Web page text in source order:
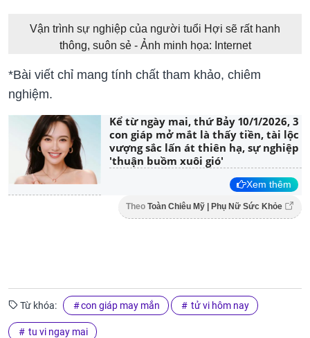
Vận trình sự nghiệp của người tuổi Hợi sẽ rất hanh
thông, suôn sẻ - Ảnh minh họa: Internet
*Bài viết chỉ mang tính chất tham khảo, chiêm
nghiệm.
Kể từ ngày mai, thứ Bảy 10/1/2026, 3
con giáp mở mắt là thấy tiền, tài lộc
vượng sắc lấn át thiên hạ, sự nghiệp
'thuận buồm xuôi gió'
Xem thêm
Theo Toàn Chiêu Mỹ | Phụ Nữ Sức Khỏe
Từ khóa: con giáp may mắn tử vi hôm nay
tu vi ngay mai